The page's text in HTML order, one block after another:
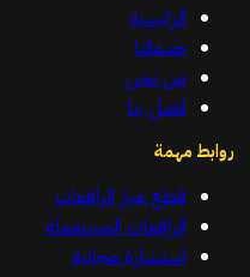
الرئيسية
خدماتنا
من نحن
اتصل بنا
روابط مهمة
قطع غيار الرافعات
الرافعات المستعملة
استشارة مجانية